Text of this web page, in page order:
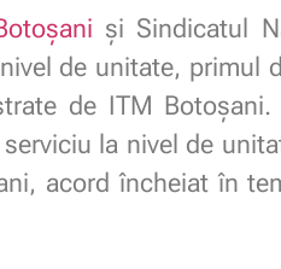
și Sindicatul
de unitate, primul
de ITM
la nivel de
acord încheiat în